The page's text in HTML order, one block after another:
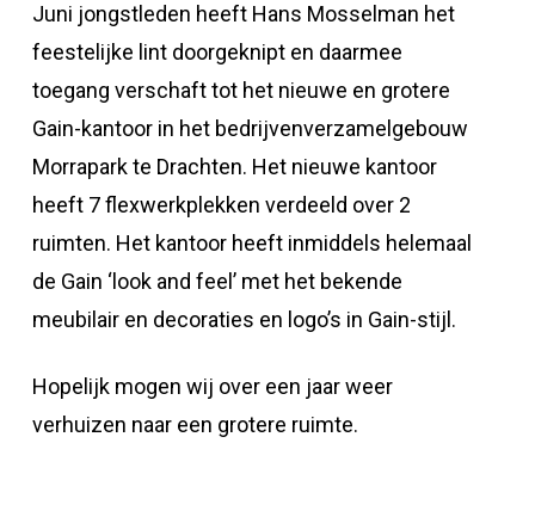
Juni jongstleden heeft Hans Mosselman het
feestelijke lint doorgeknipt en daarmee
toegang verschaft tot het nieuwe en grotere
Gain-kantoor in het bedrijvenverzamelgebouw
Morrapark te Drachten. Het nieuwe kantoor
heeft 7 flexwerkplekken verdeeld over 2
ruimten. Het kantoor heeft inmiddels helemaal
de Gain ‘look and feel’ met het bekende
meubilair en decoraties en logo’s in Gain-stijl.
Hopelijk mogen wij over een jaar weer
verhuizen naar een grotere ruimte.